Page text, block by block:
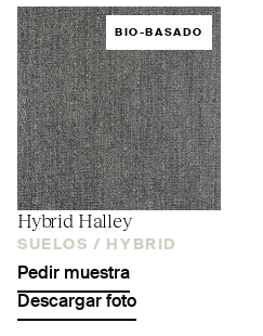
BIO-BASADO
Hybrid Halley
SUELOS / HYBRID
Pedir muestra
Descargar foto